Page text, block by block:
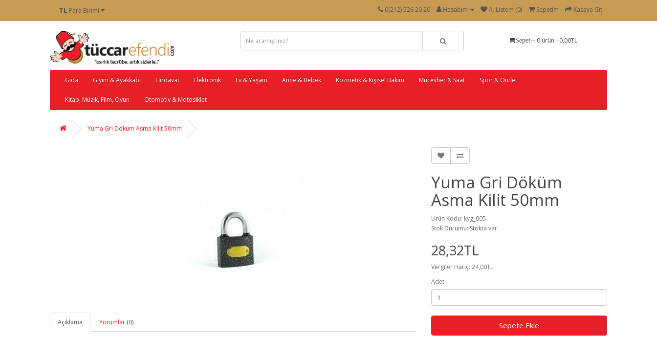
TL Para Birimi 0(212) 526 20 20 Hesabım A. Listem (0) Sepetim Kasaya Git
Sepet-- 0 ürün - 0,00TL
Gıda Giyim & Ayakkabı Hırdavat Elektronik Ev & Yaşam Anne & Bebek Kozmetik & Kişisel Bakım Mücevher & Saat Spor & Outlet
Kitap, Müzik, Film, Oyun Otomotiv & Motosiklet
Yuma Gri Döküm Asma Kilit 50mm
Açıklama Yorumlar (0)
Yuma Gri Döküm
Asma Kilit 50mm
Ürün Kodu: kyg_005
Stok Durumu: Stokta var
28,32TL
Vergiler Hariç: 24,00TL
Adet
Sepete Ekle